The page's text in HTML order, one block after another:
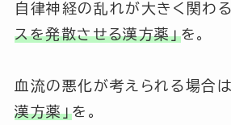
自律神経の乱れが大きく関わ
スを発散させる漢方薬」を。
血流の悪化が考えられる場合は
漢方薬」を。